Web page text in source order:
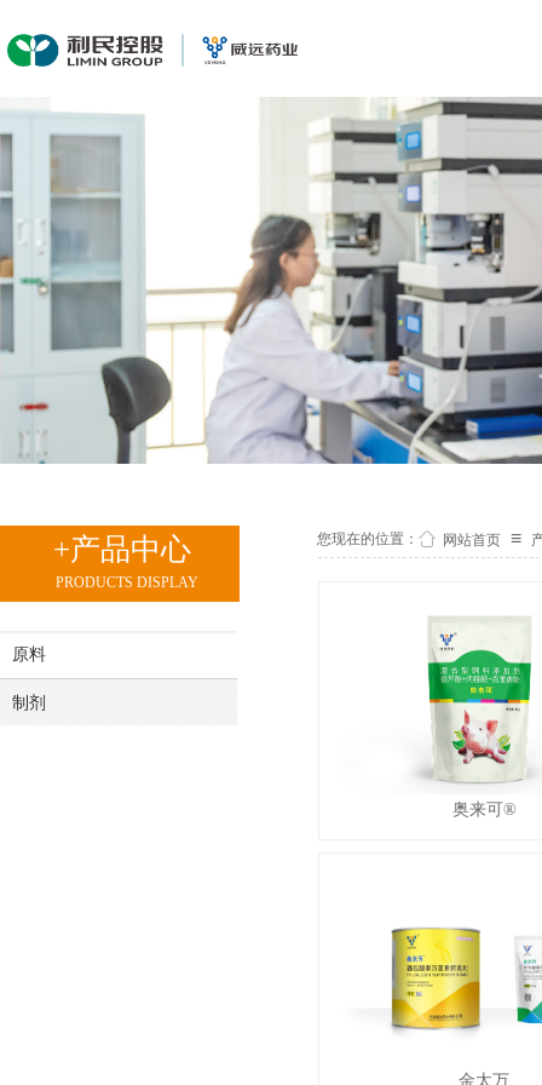
+产品中心 您现在的位置： 网站首页 ≡
PRODUCTS DISPLAY
奥来可®
金太万
原料
制剂